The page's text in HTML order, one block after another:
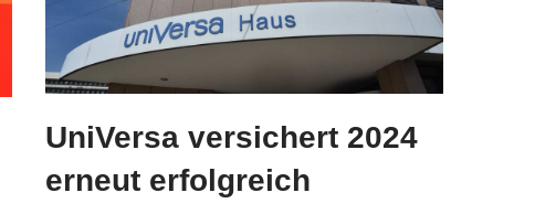
UniVersa versichert 2024
erneut erfolgreich